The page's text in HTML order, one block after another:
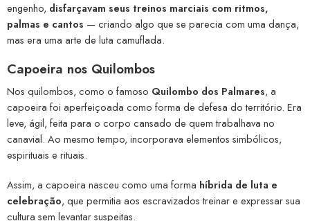
engenho, disfarçavam seus treinos marciais com ritmos,
palmas e cantos — criando algo que se parecia com uma dança,
mas era uma arte de luta camuflada.
Capoeira nos Quilombos
Nos quilombos, como o famoso Quilombo dos Palmares, a
capoeira foi aperfeiçoada como forma de defesa do território. Era
leve, ágil, feita para o corpo cansado de quem trabalhava no
canavial. Ao mesmo tempo, incorporava elementos simbólicos,
espirituais e rituais.
Assim, a capoeira nasceu como uma forma híbrida de luta e
celebração, que permitia aos escravizados treinar e expressar sua
cultura sem levantar suspeitas.